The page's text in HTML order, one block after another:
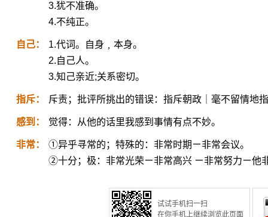
3.犹不准确。
4.不纯正。
自己：
1.代词。自身﹐本身。
2.自己人。
3.知己亲近;关系密切。
指斥： 斥责；批评所挑出的错误：指斥朝政｜毫不留情地
感到： 觉得：从他的话里我感到事情有点不妙。
非常：
①异乎寻常的；特殊的：非常时期ㄧ非常会议。
②十分；极：非常光荣ㄧ非常高兴 ㄧ非常努力ㄧ他
试试手机扫一扫
在你手机上继续浏览此页面